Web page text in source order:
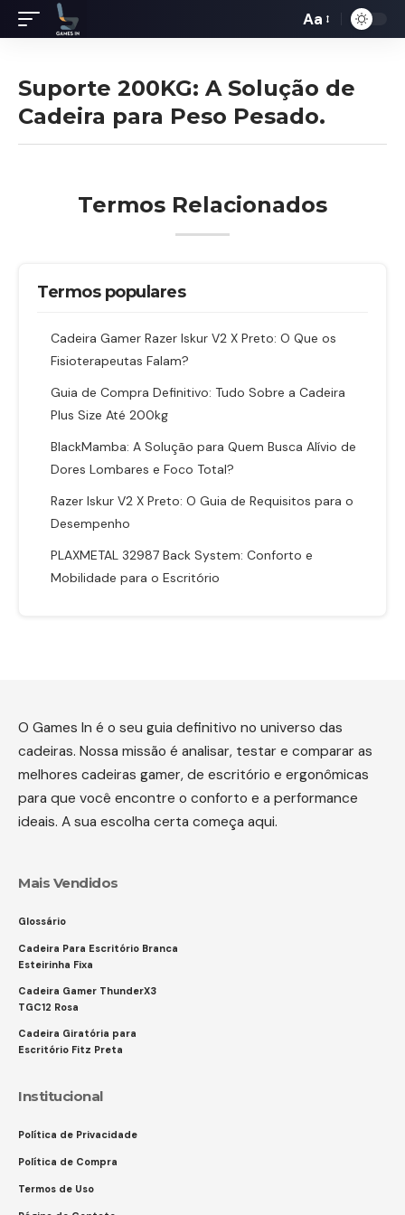
fontes
Aa
Suporte 200KG: A Solução de
Cadeira para Peso Pesado.
Termos Relacionados
Termos populares
Cadeira Gamer Razer Iskur V2 X Preto: O Que os
Fisioterapeutas Falam?
Guia de Compra Definitivo: Tudo Sobre a Cadeira
Plus Size Até 200kg
BlackMamba: A Solução para Quem Busca Alívio de
Dores Lombares e Foco Total?
Razer Iskur V2 X Preto: O Guia de Requisitos para o
Desempenho
PLAXMETAL 32987 Back System: Conforto e
Mobilidade para o Escritório
O Games In é o seu guia definitivo no universo das
cadeiras. Nossa missão é analisar, testar e comparar as
melhores cadeiras gamer, de escritório e ergonômicas
para que você encontre o conforto e a performance
ideais. A sua escolha certa começa aqui.
Mais Vendidos
Glossário
Cadeira Para Escritório Branca
Esteirinha Fixa
Cadeira Gamer ThunderX3
TGC12 Rosa
Cadeira Giratória para
Escritório Fitz Preta
Institucional
Política de Privacidade
Política de Compra
Termos de Uso